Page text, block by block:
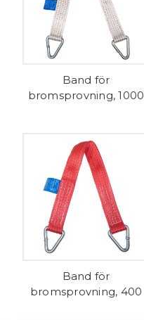
Band för
bromsprovning, 1000
Band för
bromsprovning, 400